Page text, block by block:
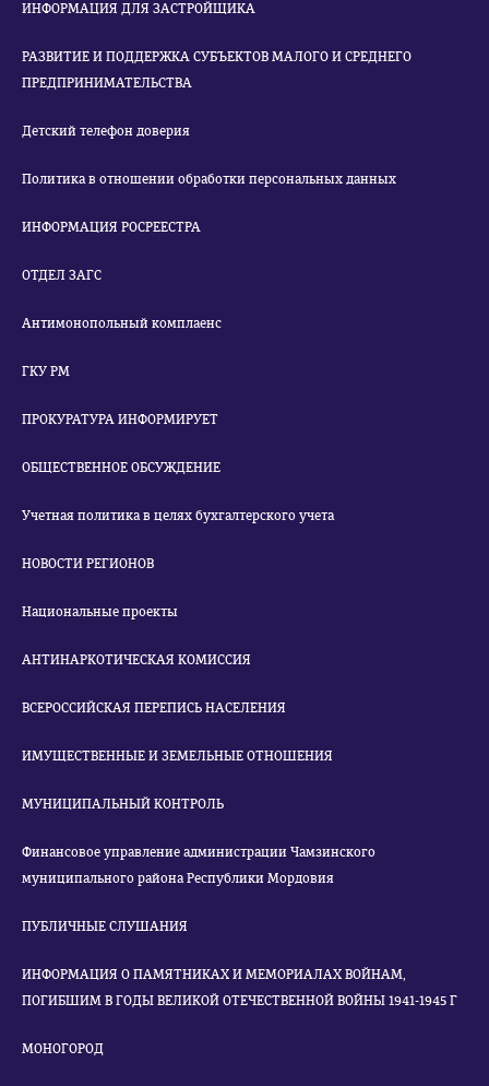
ИНФОРМАЦИЯ ДЛЯ ЗАСТРОЙЩИКА
РАЗВИТИЕ И ПОДДЕРЖКА СУБЪЕКТОВ МАЛОГО И СРЕДНЕГО
ПРЕДПРИНИМАТЕЛЬСТВА
Детский телефон доверия
Политика в отношении обработки персональных данных
ИНФОРМАЦИЯ РОСРЕЕСТРА
ОТДЕЛ ЗАГС
Антимонопольный комплаенс
ГКУ РМ
ПРОКУРАТУРА ИНФОРМИРУЕТ
ОБЩЕСТВЕННОЕ ОБСУЖДЕНИЕ
Учетная политика в целях бухгалтерского учета
НОВОСТИ РЕГИОНОВ
Национальные проекты
АНТИНАРКОТИЧЕСКАЯ КОМИССИЯ
ВСЕРОССИЙСКАЯ ПЕРЕПИСЬ НАСЕЛЕНИЯ
ИМУЩЕСТВЕННЫЕ И ЗЕМЕЛЬНЫЕ ОТНОШЕНИЯ
МУНИЦИПАЛЬНЫЙ КОНТРОЛЬ
Финансовое управление администрации Чамзинского
муниципального района Республики Мордовия
ПУБЛИЧНЫЕ СЛУШАНИЯ
ИНФОРМАЦИЯ О ПАМЯТНИКАХ И МЕМОРИАЛАХ ВОЙНАМ,
ПОГИБШИМ В ГОДЫ ВЕЛИКОЙ ОТЕЧЕСТВЕННОЙ ВОЙНЫ 1941-1945 Г
МОНОГОРОД